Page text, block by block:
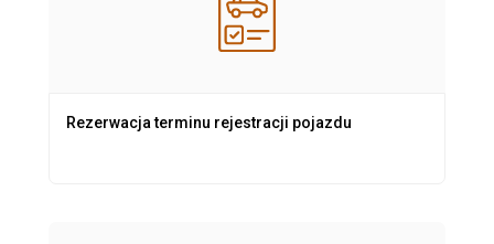
Rezerwacja terminu rejestracji pojazdu